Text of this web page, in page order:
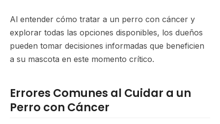
Al entender cómo tratar a un perro con cáncer y
explorar todas las opciones disponibles, los dueños
pueden tomar decisiones informadas que beneficien
a su mascota en este momento crítico.
Errores Comunes al Cuidar a un
Perro con Cáncer